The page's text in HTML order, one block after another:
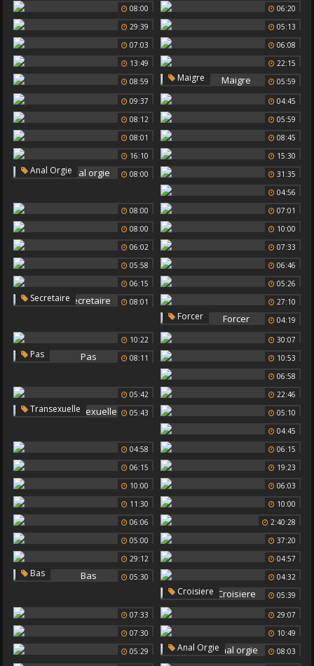
08:00
06:20
29:39
05:13
07:03
06:08
13:49
22:15
08:59
05:59
Maigre
09:37
04:45
08:12
05:59
08:01
08:45
16:10
15:30
08:00
Anal Orgie
31:35
04:56
08:00
07:01
08:00
10:00
06:02
07:33
05:58
06:46
06:15
05:26
08:01
Secretaire
27:10
04:19
Forcer
10:22
30:07
08:11
Pas
10:53
06:58
05:42
22:46
05:43
Transexuelle
05:10
04:45
04:58
06:15
06:15
19:23
10:00
06:03
11:30
10:00
06:06
2:40:28
05:00
37:20
29:12
04:57
05:30
Bas
04:32
05:39
Croisiere
07:33
29:07
07:30
10:49
05:29
08:03
Anal Orgie